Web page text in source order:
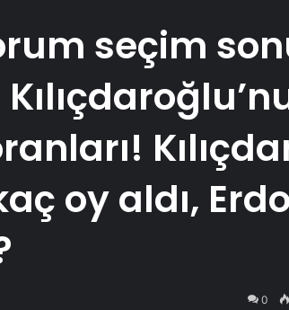
seçim
oy aldı,
0